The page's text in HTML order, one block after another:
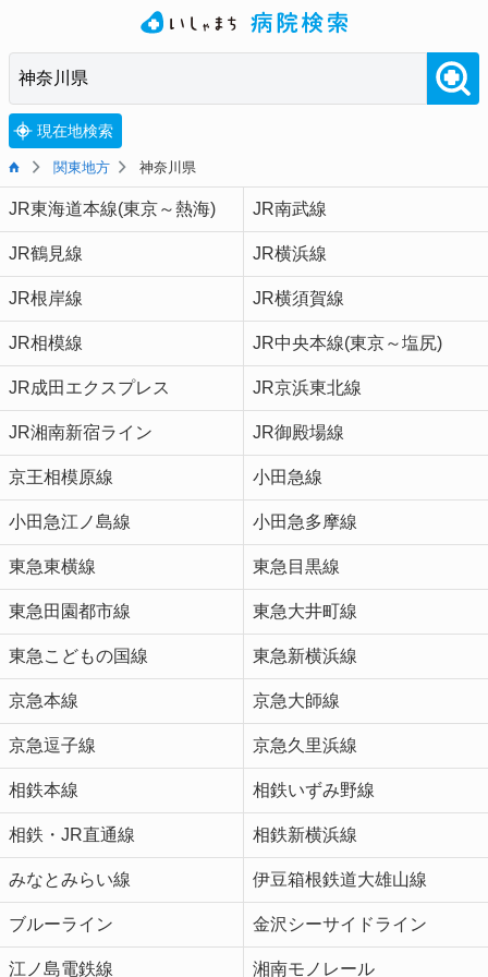
現在地検索
関東地方 神奈川県
JR東海道本線(東京～熱海) JR南武線
JR鶴見線 JR横浜線
JR根岸線 JR横須賀線
JR相模線 JR中央本線(東京～塩尻)
JR成田エクスプレス JR京浜東北線
JR湘南新宿ライン JR御殿場線
京王相模原線 小田急線
小田急江ノ島線 小田急多摩線
東急東横線 東急目黒線
東急田園都市線 東急大井町線
東急こどもの国線 東急新横浜線
京急本線 京急大師線
京急逗子線 京急久里浜線
相鉄本線 相鉄いずみ野線
相鉄・JR直通線 相鉄新横浜線
みなとみらい線 伊豆箱根鉄道大雄山線
ブルーライン 金沢シーサイドライン
江ノ島電鉄線 湘南モノレール